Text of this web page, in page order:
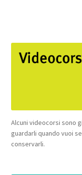
Alcuni videocorsi sono
guardarli quando vuoi
conservarli.